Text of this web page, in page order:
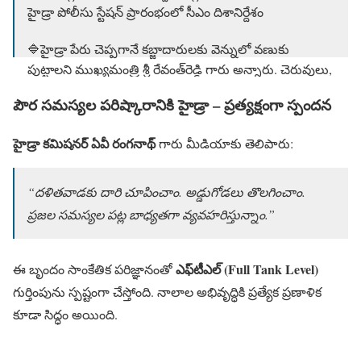
హైడ్రా పోలీసు స్టేష‌న్ ప్రారంభంలో సీఎం దిశానిర్దేశం
🔷హైడ్రా పేరు చెప్ప‌గానే క‌బ్జాదారులకు వెన్నులో వ‌ణుకు
పుట్టాల‌ని ముఖ్య‌మంత్రి శ్రీ రేవంత్‌రెడ్డి గారు అన్నారు. చెరువులు,
— HYDRAA (@Comm_HYDRAA)May 8, 2025
పౌర సమస్యల పరిష్కారానికి హైడ్రా – ప్రత్యక్షంగా స్పందన
హైడ్రా కమిషనర్ ఏవీ రంగనాథ్గారు మీడియాకు తెలిపారు:
“దళితవాడకు దారి చూపించాం. అడ్డుగోడలు తొలగించాం.
ప్రజల సమస్యల పట్ల బాధ్యతగా వ్యవహరిస్తున్నాం.”
ఈ బృందం సాంకేతిక పరిజ్ఞానంతోఎఫ్‌టీ‌ఎల్‌ (Full Tank Level)
గుర్తింపును స్పష్టంగా చేస్తోంది. నాలాల అభివృద్ధికి ప్రత్యేక ప్రణాళిక
కూడా సిద్ధం అయింది.